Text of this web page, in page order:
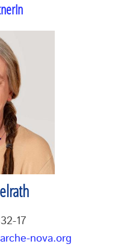
17
nova.org